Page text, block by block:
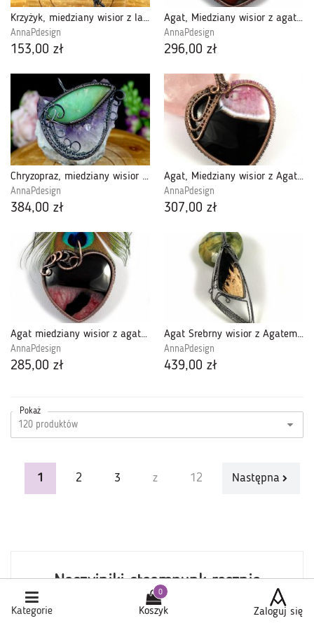
Krzyżyk, miedziany wisior z larvikitem
AnnaPdesign
153,00 zł
Agat, Miedziany wisior z agatem serce red
AnnaPdesign
296,00 zł
Chryzopraz, miedziany wisior z chryzoprazem
AnnaPdesign
384,00 zł
Agat, Miedziany wisior z Agatem różowym serce
AnnaPdesign
307,00 zł
Agat miedziany wisior z agatem czerwonym
AnnaPdesign
285,00 zł
Agat Srebrny wisior z Agatem bambusowym
AnnaPdesign
439,00 zł
Pokaż
1 2 3 z 12 Następna
Naszyjniki steampunk ręcznie
robione
Kategorie Koszyk Zaloguj się